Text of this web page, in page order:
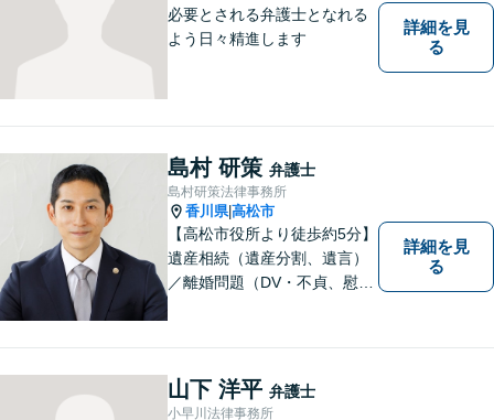
必要とされる弁護士となれる
よう日々精進します
詳細を見
る
島村 研策 弁護士
島村研策法律事務所
香川県|高松市
【高松市役所より徒歩約5分】
遺産相続（遺産分割、遺言）
／離婚問題（DV・不貞、慰謝
高いリーガルサービスをご提
供します。
詳細を見
る
山下 洋平 弁護士
小早川法律事務所